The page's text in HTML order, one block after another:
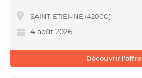
SAINT-ETIENNE (42000)
4 août 2026
Découvrir l'offre